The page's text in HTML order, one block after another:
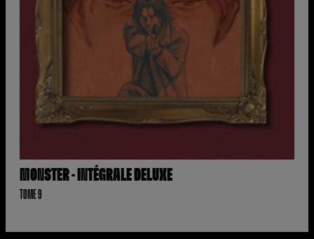
MONSTER - INTÉGRALE DELUXE
TOME 9